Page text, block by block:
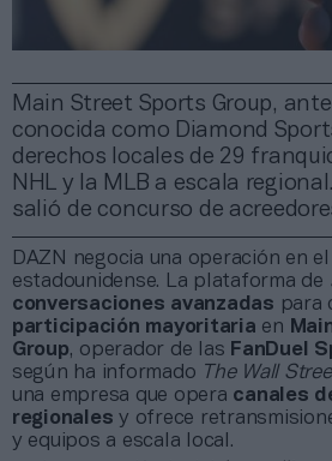
Main Street Sports Group,
conocida como Diamond
derechos locales de 29
NHL y la MLB a escala
salió de concurso de
DAZN negocia una operación en
estadounidense. La plataforma de
conversaciones avanzadas para
participación mayoritaria en
Group, operador de las FanDuel
según ha informado The Wall
una empresa que opera canales
regionalesy ofrece
y equipos a escala local.